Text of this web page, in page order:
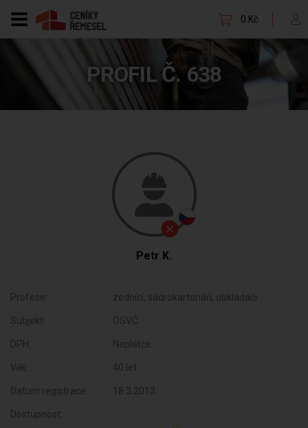
0 Kč
PROFIL Č. 638
Petr K.
Profese: zedníci, sádrokartonáři, obkladači
Subjekt: OSVČ
DPH: Neplátce
Věk: 40 let
Datum registrace: 18.3.2013
Dostupnost: